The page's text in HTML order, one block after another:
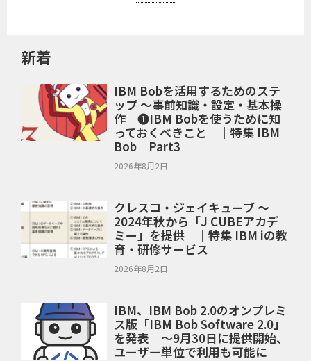
新着
IBM Bobを活用するためのステ
ップ ～事前知識・設定・基本操
作 ❶IBM Bobを使うために知
っておくべきこと ｜特集 IBM
Bob Part3
2026年8月2日
クレスコ・ジェイキューブ ～
2024年秋から「J CUBEアカデ
ミー」を提供 ｜特集 IBM iの教
育・研修サービス
2026年8月2日
IBM、IBM Bob 2.0のオンプレミ
ス版「IBM Bob Software 2.0」
を発表 ～9月30日に提供開始、
ユーザー単位で利用も可能に